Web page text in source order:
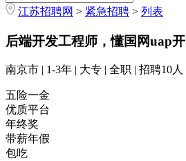
江苏招聘网 > 紧急招聘 > 列表
后端开发工程师，懂国网uap开
南京市 | 1-3年 | 大专 | 全职 | 招聘10人
五险一金
优质平台
年终奖
带薪年假
包吃